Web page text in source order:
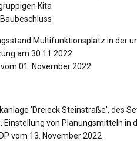
Kita
Multifunktionsplatz in der
am 30.11.2022
01. November 2022
'Dreieck Steinstraße', des
von Planungsmitteln in
vom 13. November 2022